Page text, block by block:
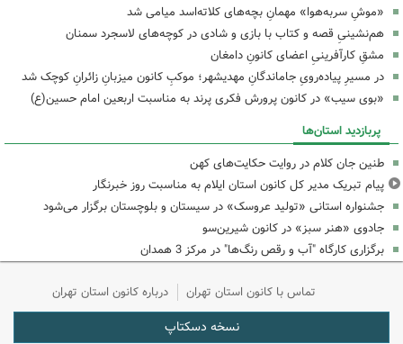
«موشِ سربه‌هوا» مهمانِ بچه‌های کلاته‌اسد میامی شد
هم‌نشینیِ قصه و کتاب با بازی و شادی در کوچه‌های لاسجرد سمنان
مشقِ کارآفرینیِ اعضای کانونِ دامغان
در مسیرِ پیاده‌رویِ جاماندگانِ مهدیشهر؛ موکبِ کانون میزبانِ زائرانِ کوچک شد
«بوی سیب» در کانون پرورش فکری پرند به مناسبت اربعین امام حسین(ع)
پربازدید استان‌ها
طنین جان کلام در روایت حکایت‌های کهن
پیام تبریک مدیر کل کانون استان ایلام به مناسبت روز خبرنگار
جشنواره استانی «تولید عروسک» در سیستان و بلوچستان برگزار می‌شود
جادوی «هنر سبز» در کانون شیرین‌سو
برگزاری کارگاه "آب و رقص رنگ‌ها" در مرکز 3 همدان
تماس با کانون استان تهران درباره کانون استان تهران
نسخه دسکتاپ